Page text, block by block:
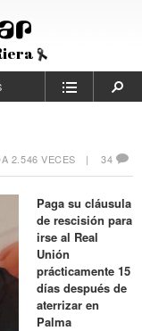
2.546 VECES |34
Paga su cláusula
de rescisión para
irse al Real
Unión
prácticamente 15
días después de
aterrizar en
Palma